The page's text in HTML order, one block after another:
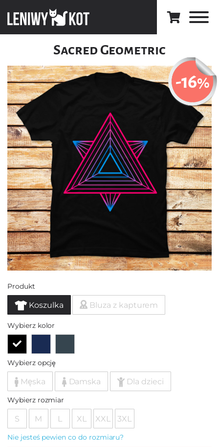
Sacred Geometric
-16%
Produkt
Koszulka Bluza z kapturem
Wybierz kolor
Wybierz opcję
Męska Damska Dla dzieci
Wybierz rozmiar
S M L XL XXL 3XL
Nie jesteś pewien co do rozmiaru?